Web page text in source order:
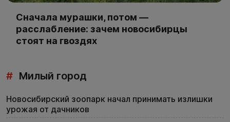
Сначала мурашки, потом —
расслабление: зачем новосибирцы
стоят на гвоздях
# Милый город
Новосибирский зоопарк начал принимать излишки
урожая от дачников